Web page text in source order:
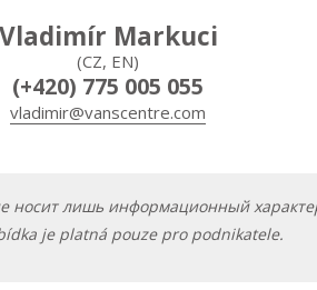
Vladimír Markuci
(CZ, EN)
(+420) 775 005 055
vladimir@vanscentre.com
носит лишь информационный
je platná pouze pro podnikatele.